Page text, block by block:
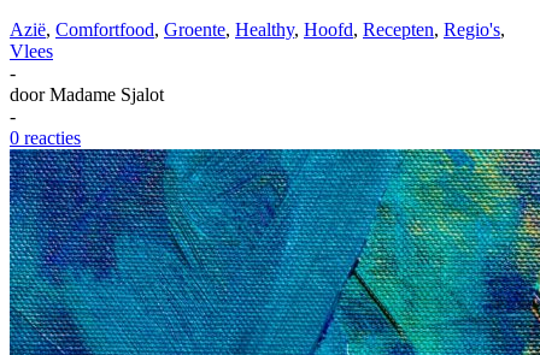
Azië, Comfortfood, Groente, Healthy, Hoofd, Recepten, Regio's,
Vlees
-
doorMadame Sjalot
-
0 reacties